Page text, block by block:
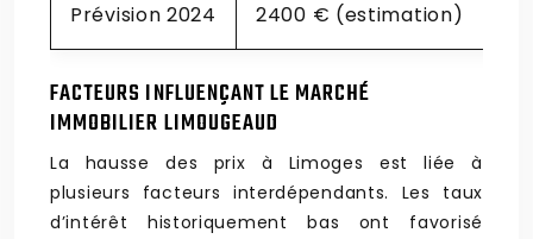
Prévision 2024 2400 € (estimation)
FACTEURS INFLUENÇANT LE MARCHÉ
IMMOBILIER LIMOUGEAUD
La hausse des prix à Limoges est liée à
plusieurs facteurs interdépendants. Les taux
d’intérêt historiquement bas ont favorisé